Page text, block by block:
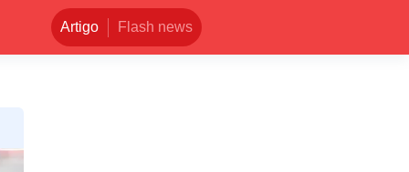
Artigo Flash news